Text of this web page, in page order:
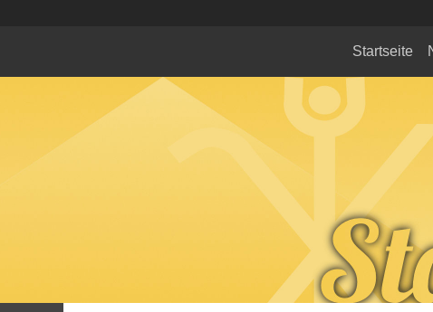
Startseite